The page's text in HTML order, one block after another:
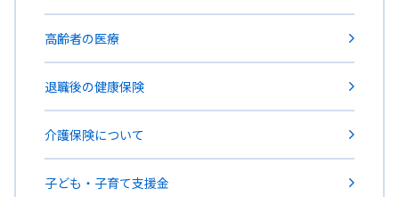
高齢者の医療
退職後の健康保険
介護保険について
子ども・子育て支援金